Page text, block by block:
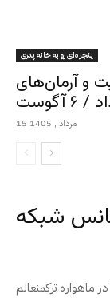
پنجره‌ای رو به خانه پدری
و آرمان‌های
15 مرداد , 1405
شبکه